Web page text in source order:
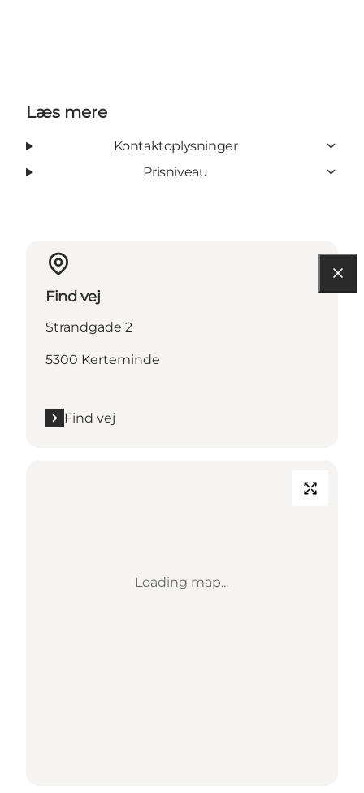
Læs mere
Kontaktoplysninger
Prisniveau
Find vej
Strandgade 2
5300 Kerteminde
Find vej
Loading map...